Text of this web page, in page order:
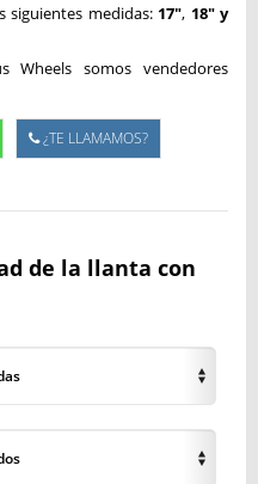
siguientes medidas: 17", 18" y
Wheels somos vendedores
¿TE LLAMAMOS?
de la llanta con